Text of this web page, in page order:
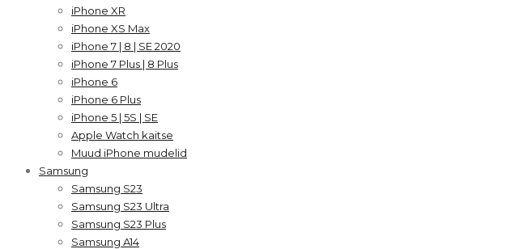
iPhone XR
iPhone XS Max
iPhone 7 | 8 | SE 2020
iPhone 7 Plus | 8 Plus
iPhone 6
iPhone 6 Plus
iPhone 5 | 5S | SE
Apple Watch kaitse
Muud iPhone mudelid
Samsung
Samsung S23
Samsung S23 Ultra
Samsung S23 Plus
Samsung A14